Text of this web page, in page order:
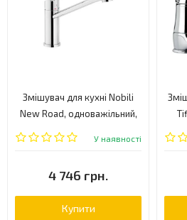
Змішувач для кухні Nobili
New Road, одноважільний,
хром (RD001131CR)
У наявності
4 746 грн.
Купити